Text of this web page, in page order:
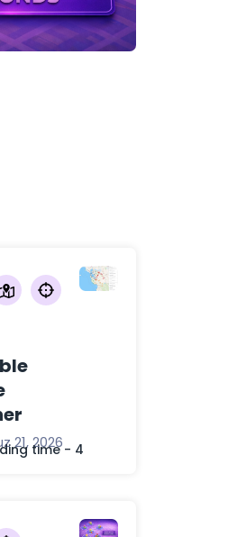
21, 2026
time - 4